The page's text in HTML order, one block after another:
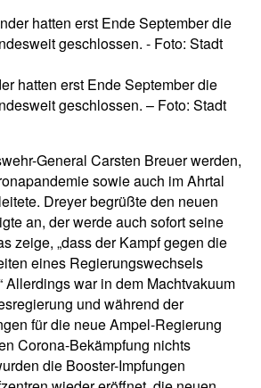
hatten erst Ende September die
geschlossen. – Foto: Stadt
General Carsten Breuer werden,
sowie auch im Ahrtal
Dreyer begrüßte den neuen
an, der werde auch sofort seine
zeige, „dass der Kampf gegen die
eines Regierungswechsels
Allerdings war in dem Machtvakuum
und während der
für die neue Ampel-Regierung
Corona-Bekämpfung nichts
die Booster-Impfungen